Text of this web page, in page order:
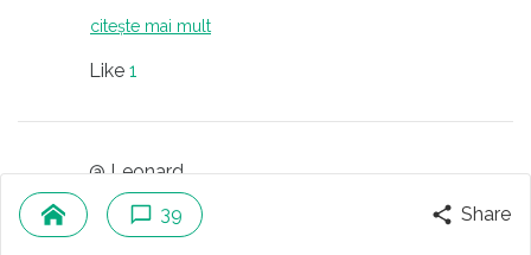
articol. In multe cazuri antreprenorii
sa ajunga la nivelul de trai al celor de
acolo peste noapte si nu in 3 generatii
de capitalisti cum ar fi normal
Explicatii pentru asta sunt multe , dar
citește mai mult
Like 1
@ Leonard
cetateanul turmentat
2019-05-05 10:24:56
39 Share